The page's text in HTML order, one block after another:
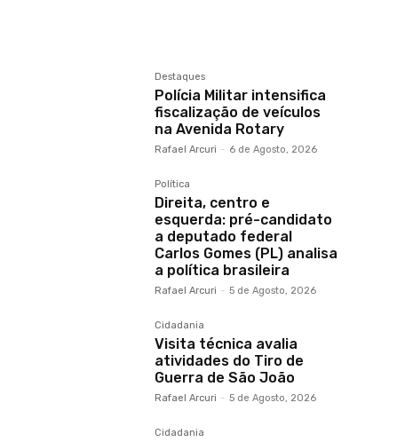
Destaques
Polícia Militar intensifica
fiscalização de veículos
na Avenida Rotary
Rafael Arcuri - 6 de Agosto, 2026
Política
Direita, centro e
esquerda: pré-candidato
a deputado federal
Carlos Gomes (PL) analisa
a política brasileira
Rafael Arcuri - 5 de Agosto, 2026
Cidadania
Visita técnica avalia
atividades do Tiro de
Guerra de São João
Rafael Arcuri - 5 de Agosto, 2026
Cidadania